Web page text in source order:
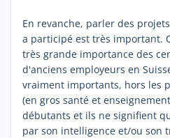
En revanche, parler des
a participé est très important.
très grande importance des
d'anciens employeurs en
vraiment importants, hors les
(en gros santé et enseignement
débutants et ils ne signifient
par son intelligence et/ou son